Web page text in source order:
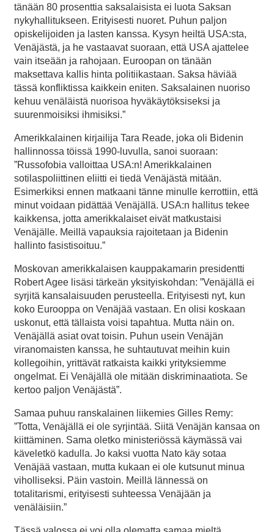
tänään 80 prosenttia saksalaisista ei luota Saksan
nykyhallitukseen. Erityisesti nuoret. Puhun paljon
opiskelijoiden ja lasten kanssa. Kysyn heiltä USA:sta,
Venäjästä, ja he vastaavat suoraan, että USA ajattelee
vain itseään ja rahojaan. Euroopan on tänään
maksettava kallis hinta politiikastaan. Saksa häviää
tässä konfliktissa kaikkein eniten. Saksalainen nuoriso
kehuu venäläistä nuorisoa hyväkäytöksiseksi ja
suurenmoisiksi ihmisiksi.”
Amerikkalainen kirjailija Tara Reade, joka oli Bidenin
hallinnossa töissä 1990-luvulla, sanoi suoraan:
”Russofobia valloittaa USA:n! Amerikkalainen
sotilaspoliittinen eliitti ei tiedä Venäjästä mitään.
Esimerkiksi ennen matkaani tänne minulle kerrottiin, että
minut voidaan pidättää Venäjällä. USA:n hallitus tekee
kaikkensa, jotta amerikkalaiset eivät matkustaisi
Venäjälle. Meillä vapauksia rajoitetaan ja Bidenin
hallinto fasistisoituu.”
Moskovan amerikkalaisen kauppakamarin presidentti
Robert Agee lisäsi tärkeän yksityiskohdan: ”Venäjällä ei
syrjitä kansalaisuuden perusteella. Erityisesti nyt, kun
koko Eurooppa on Venäjää vastaan. En olisi koskaan
uskonut, että tällaista voisi tapahtua. Mutta näin on.
Venäjällä asiat ovat toisin. Puhun usein Venäjän
viranomaisten kanssa, he suhtautuvat meihin kuin
kollegoihin, yrittävät ratkaista kaikki yrityksiemme
ongelmat. Ei Venäjällä ole mitään diskriminaatiota. Se
kertoo paljon Venäjästä”.
Samaa puhuu ranskalainen liikemies Gilles Remy:
”Totta, Venäjällä ei ole syrjintää. Siitä Venäjän kansaa on
kiittäminen. Sama oletko ministeriössä käymässä vai
käveletkö kadulla. Jo kaksi vuotta Nato käy sotaa
Venäjää vastaan, mutta kukaan ei ole kutsunut minua
viholliseksi. Päin vastoin. Meillä lännessä on
totalitarismi, erityisesti suhteessa Venäjään ja
venäläisiin.”